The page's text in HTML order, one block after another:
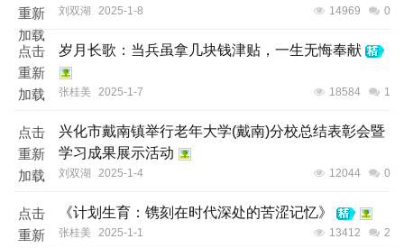
重新
加载
刘双湖 2025-1-8 14969 0
点击
重新
加载
岁月长歌：当兵虽拿几块钱津贴，一生无悔奉献
张桂美 2025-1-7 18584 1
点击
重新
加载
兴化市戴南镇举行老年大学(戴南)分校总结表彰会暨
学习成果展示活动
刘双湖 2025-1-4 12044 0
点击
重新
《计划生育：镌刻在时代深处的苦涩记忆》
张桂美 2025-1-1 13412 2